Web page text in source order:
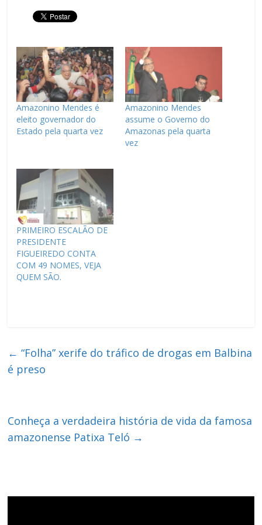
Amazonino Mendes é
eleito governador do
Estado pela quarta vez
Amazonino Mendes
assume o Governo do
Amazonas pela quarta
vez
PRIMEIRO ESCALÃO DE
PRESIDENTE
FIGUEIREDO CONTA
COM 49 NOMES, VEJA
QUEM SÃO.
← “Folha” xerife do tráfico de drogas em Balbina
é preso
Conheça a verdadeira história de vida da famosa
amazonense Patixa Teló →